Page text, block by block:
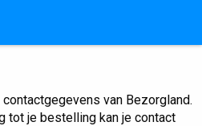
van Bezorgland.
tot je bestelling kan je contact